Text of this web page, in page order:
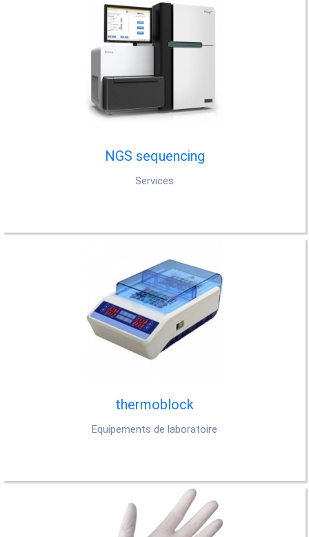
NGS sequencing
Services
thermoblock
Equipements de laboratoire